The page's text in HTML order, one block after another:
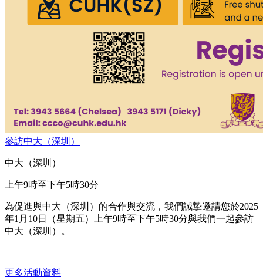
參訪中⼤（深圳）
中大（深圳）
上午9時至下午5時30分
為促進與中大（深圳）的合作與交流，我們誠摯邀請您於2025
年1月10日（星期五）上午9時至下午5時30分與我們一起參訪
中⼤（深圳）。
更多活動資料